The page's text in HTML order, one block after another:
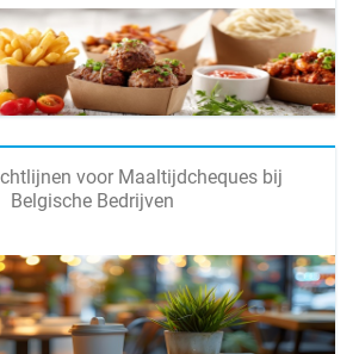
voor Maaltijdcheques bij
Belgische Bedrijven